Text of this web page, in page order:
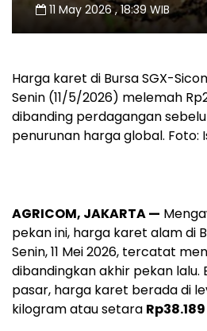
11 May 2026 , 18:39 WIB
Harga karet di Bursa SGX-
Senin (11/5/2026) melemah
dibanding perdagangan
penurunan harga global. Foto:
AGRICOM, JAKARTA —
pekan ini, harga karet alam di
Senin, 11 Mei 2026, tercatat
dibandingkan akhir pekan lalu.
pasar, harga karet berada di
kilogram atau setara Rp38.189